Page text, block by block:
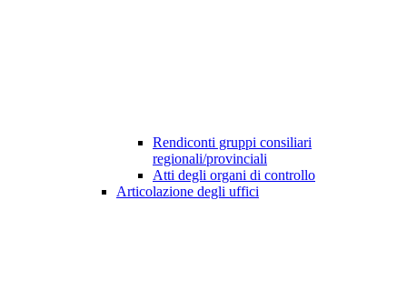
Rendiconti gruppi consiliari
regionali/provinciali
Atti degli organi di controllo
Articolazione degli uffici